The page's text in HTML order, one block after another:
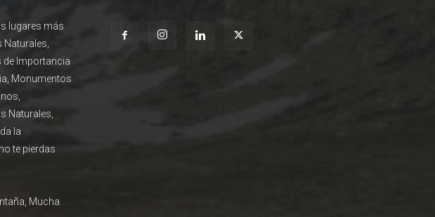
lugares más
de Importancia
Monumentos
Naturales,
la
te pierdas
Mucha